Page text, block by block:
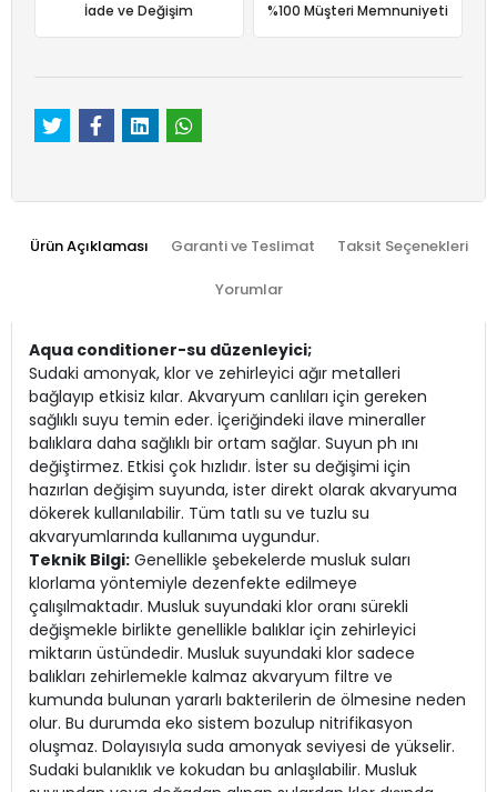
İade ve Değişim %100 Müşteri Memnuniyeti
Ürün Açıklaması Garanti ve Teslimat Taksit Seçenekleri
Yorumlar
Aqua conditioner-su düzenleyici;
Sudaki amonyak, klor ve zehirleyici ağır metalleri
bağlayıp etkisiz kılar. Akvaryum canlıları için gereken
sağlıklı suyu temin eder. İçeriğindeki ilave mineraller
balıklara daha sağlıklı bir ortam sağlar. Suyun ph ını
değiştirmez. Etkisi çok hızlıdır. İster su değişimi için
hazırlan değişim suyunda, ister direkt olarak akvaryuma
dökerek kullanılabilir. Tüm tatlı su ve tuzlu su
akvaryumlarında kullanıma uygundur.
Teknik Bilgi: Genellikle şebekelerde musluk suları
klorlama yöntemiyle dezenfekte edilmeye
çalışılmaktadır. Musluk suyundaki klor oranı sürekli
değişmekle birlikte genellikle balıklar için zehirleyici
miktarın üstündedir. Musluk suyundaki klor sadece
balıkları zehirlemekle kalmaz akvaryum filtre ve
kumunda bulunan yararlı bakterilerin de ölmesine neden
olur. Bu durumda eko sistem bozulup nitrifikasyon
oluşmaz. Dolayısıyla suda amonyak seviyesi de yükselir.
Sudaki bulanıklık ve kokudan bu anlaşılabilir. Musluk